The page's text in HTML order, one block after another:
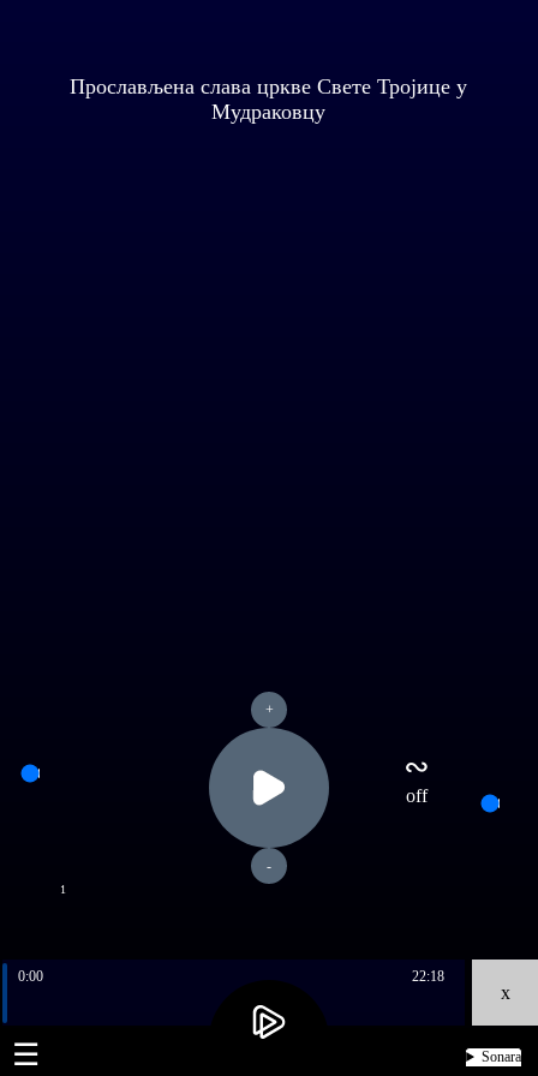
Прослављена слава цркве Свете Тројице у
Мудраковцу
+
-
1
∾
off
0:00 22:18
x
☰ Sonara